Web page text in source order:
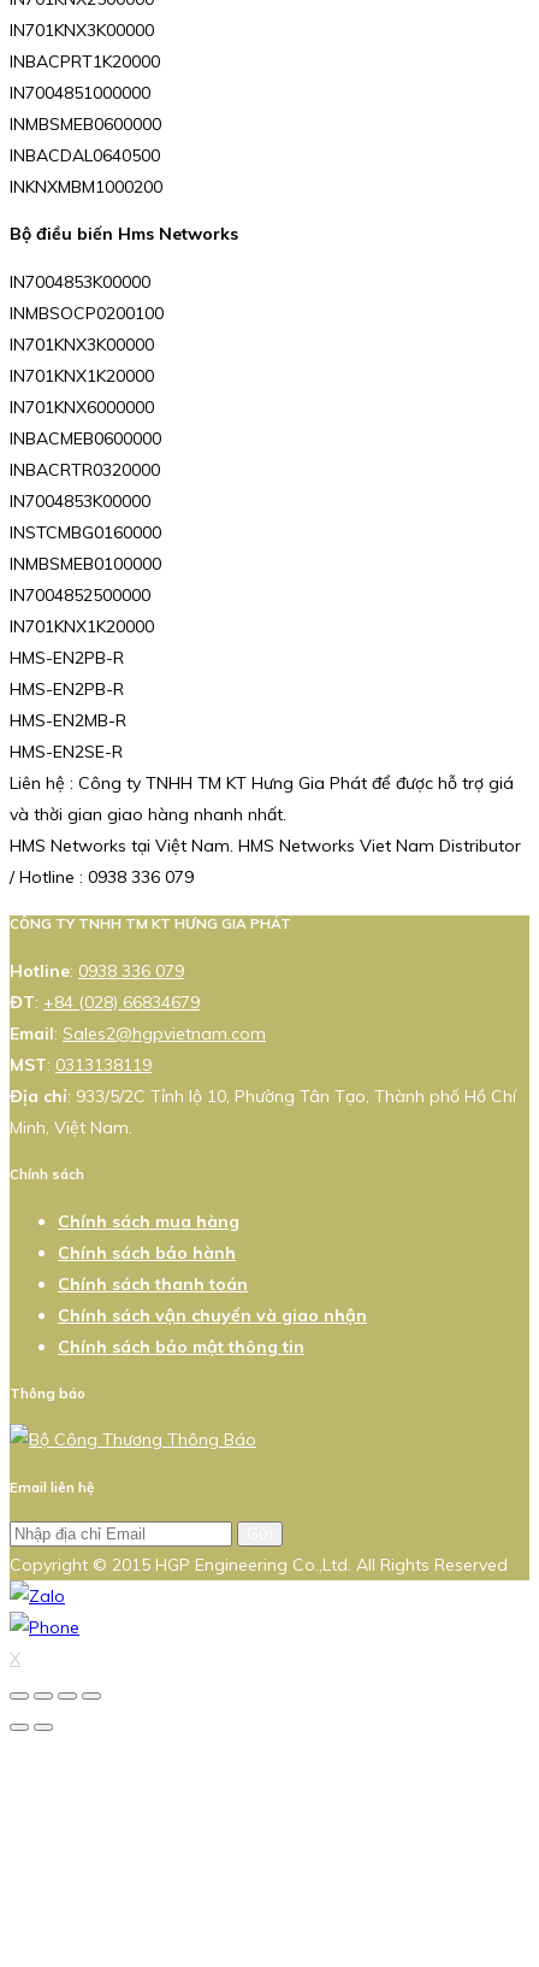
IN701KNX3K00000
INBACPRT1K20000
IN7004851000000
INMBSMEB0600000
INBACDAL0640500
INKNXMBM1000200
Bộ điều biến Hms Networks
IN7004853K00000
INMBSOCP0200100
IN701KNX3K00000
IN701KNX1K20000
IN701KNX6000000
INBACMEB0600000
INBACRTR0320000
IN7004853K00000
INSTCMBG0160000
INMBSMEB0100000
IN7004852500000
IN701KNX1K20000
HMS-EN2PB-R
HMS-EN2PB-R
HMS-EN2MB-R
HMS-EN2SE-R
Liên hệ : Công ty TNHH TM KT Hưng Gia Phát để được hỗ trợ giá
và thời gian giao hàng nhanh nhất.
HMS Networks tại Việt Nam. HMS Networks Viet Nam Distributor
/ Hotline : 0938 336 079
CÔNG TY TNHH TM KT HƯNG GIA PHÁT
Hotline: 0938 336 079
ĐT: +84 (028) 66834679
Email: Sales2@hgpvietnam.com
MST: 0313138119
Địa chỉ: 933/5/2C Tỉnh lộ 10, Phường Tân Tạo, Thành phố Hồ Chí
Minh, Việt Nam.
Chính sách
Chính sách mua hàng
Chính sách bảo hành
Chính sách thanh toán
Chính sách vận chuyển và giao nhận
Chính sách bảo mật thông tin
Thông báo
Email liên hệ
Copyright © 2015 HGP Engineering Co.,Ltd. All Rights Reserved
X